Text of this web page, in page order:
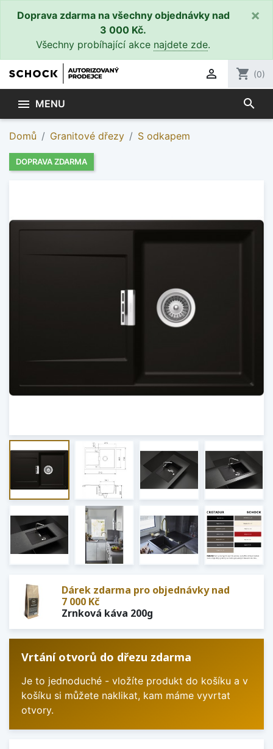
Doprava zdarma na všechny objednávky nad
3 000 Kč.
Všechny probíhající akce najdete zde.
×
 shopping_cart (0)
 MENU search
Domů Granitové dřezy S odkapem
DOPRAVA ZDARMA
Dárek zdarma pro objednávky nad
7 000 Kč
Zrnková káva 200g
Vrtání otvorů do dřezu zdarma
Je to jednoduché - vložíte produkt do košíku a v
košíku si můžete naklikat, kam máme vyvrtat
otvory.